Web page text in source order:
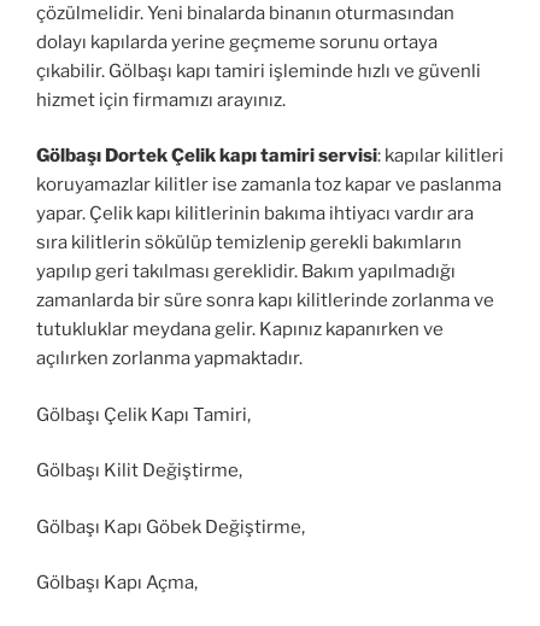
çözülmelidir. Yeni binalarda binanın oturmasından
dolayı kapılarda yerine geçmeme sorunu ortaya
çıkabilir. Gölbaşı kapı tamiri işleminde hızlı ve güvenli
hizmet için firmamızı arayınız.
Gölbaşı Dortek Çelik kapı tamiri servisi: kapılar kilitleri
koruyamazlar kilitler ise zamanla toz kapar ve paslanma
yapar. Çelik kapı kilitlerinin bakıma ihtiyacı vardır ara
sıra kilitlerin sökülüp temizlenip gerekli bakımların
yapılıp geri takılması gereklidir. Bakım yapılmadığı
zamanlarda bir süre sonra kapı kilitlerinde zorlanma ve
tutukluklar meydana gelir. Kapınız kapanırken ve
açılırken zorlanma yapmaktadır.
Gölbaşı Çelik Kapı Tamiri,
Gölbaşı Kilit Değiştirme,
Gölbaşı Kapı Göbek Değiştirme,
Gölbaşı Kapı Açma,